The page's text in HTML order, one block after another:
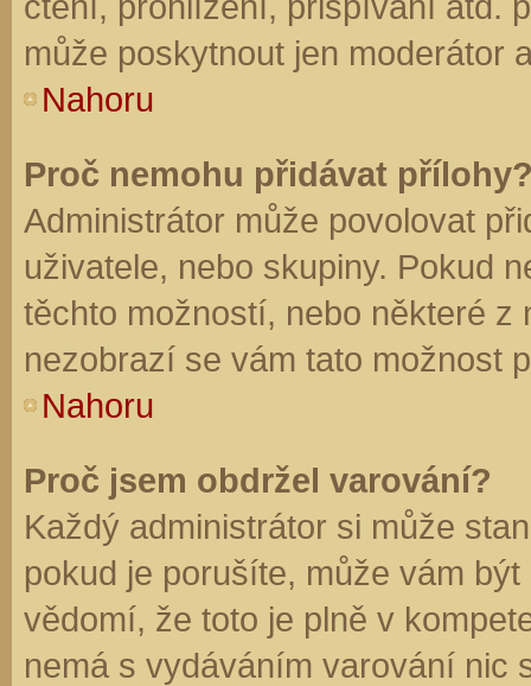
může poskytnout jen moderátor
Nahoru
Proč nemohu přidávat
Administrátor může povolovat
uživatele, nebo skupiny. Pokud
těchto možností, nebo některé z
nezobrazí se vám tato možnost
Nahoru
Proč jsem obdržel varování?
Každý administrátor si může
pokud je porušíte, může vám
vědomí, že toto je plně v
nemá s vydáváním varování nic